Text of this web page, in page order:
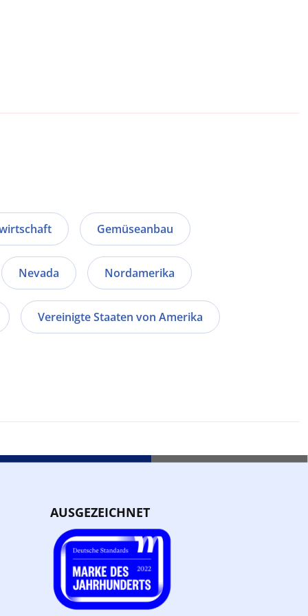
Gemüseanbau
Nevada Nordamerika
Vereinigte Staaten von Amerika
AUSGEZEICHNET